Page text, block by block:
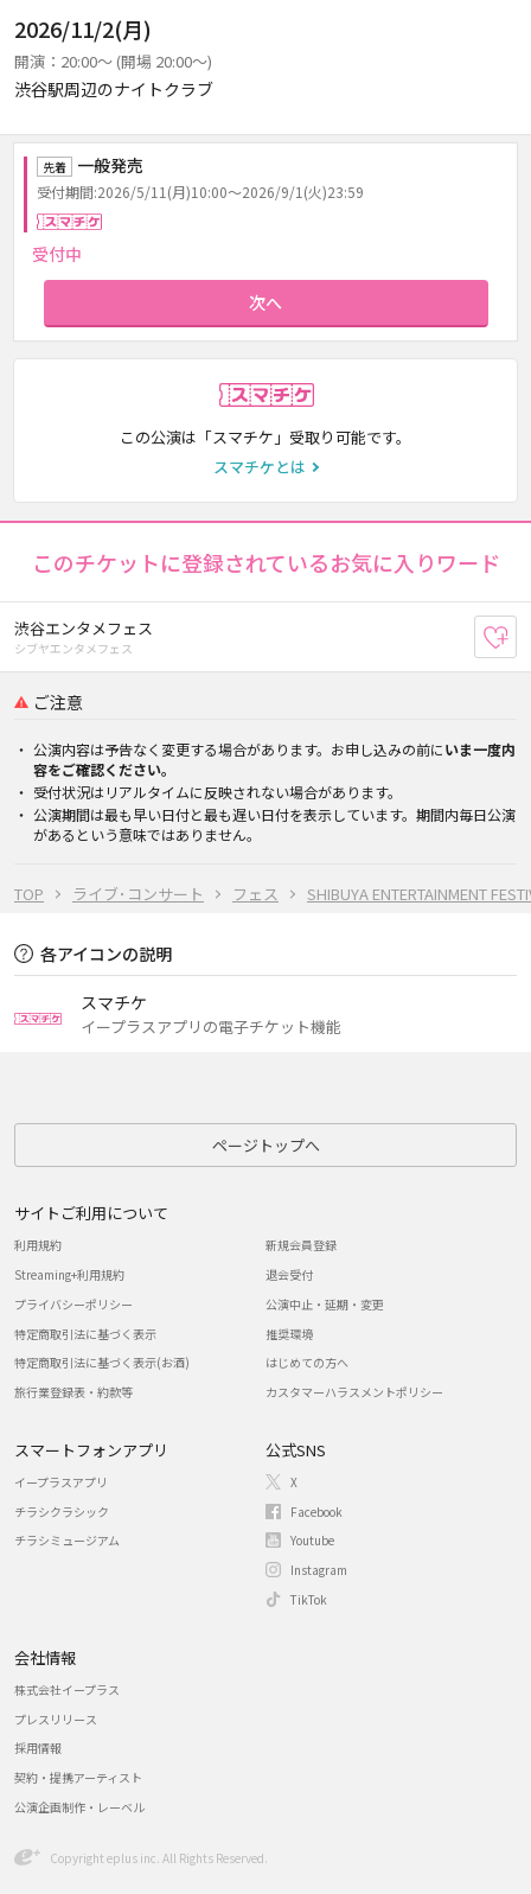
TOP ライブ･コンサート フェス SHIBUYA ENTERTAINMENT
2026/11/2(月)
開演：20:00～ (開場 20:00～)
渋谷駅周辺のナイトクラブ
先着 一般発売
受付期間:2026/5/11(月)10:00～2026/9/1(火)23:59
受付中
次へ
この公演は「スマチケ」受取り可能です。
スマチケとは
このチケットに登録されているお気に入りワード
渋谷エンタメフェス
シブヤエンタメフェス
ご注意
公演内容は予告なく変更する場合があります。お申し込みの前にいま一度内
容をご確認ください。
受付状況はリアルタイムに反映されない場合があります。
公演期間は最も早い日付と最も遅い日付を表示しています。期間内毎日公演
があるという意味ではありません。
各アイコンの説明
スマチケ
イープラスアプリの電子チケット機能
ページトップへ
サイトご利用について
利用規約
Streaming+利用規約
プライバシーポリシー
特定商取引法に基づく表示
特定商取引法に基づく表示(お酒)
旅行業登録表・約款等
新規会員登録
退会受付
公演中止・延期・変更
推奨環境
はじめての方へ
カスタマーハラスメントポリシー
スマートフォンアプリ
イープラスアプリ
チラシクラシック
チラシミュージアム
公式SNS
X
Facebook
Youtube
Instagram
TikTok
会社情報
株式会社イープラス
プレスリリース
採用情報
契約・提携アーティスト
公演企画制作・レーベル
Copyright eplus inc. All Rights Reserved.